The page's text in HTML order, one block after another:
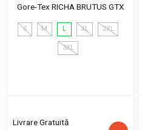
Gore-Tex RICHA BRUTUS GTX
S M L XL 2XL
3XL
Livrare Gratuită